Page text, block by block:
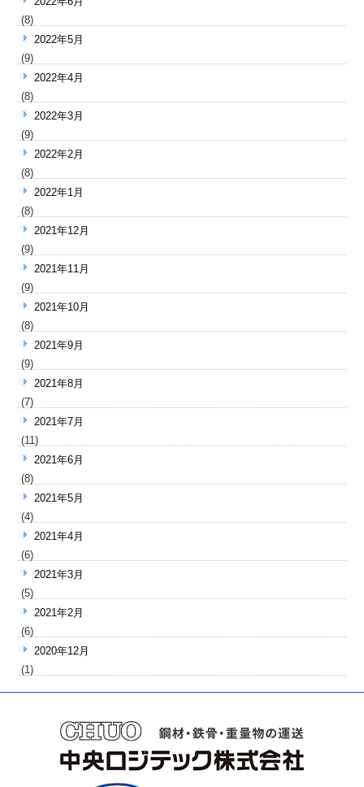
(8)
2022年5月
(9)
2022年4月
(8)
2022年3月
(9)
2022年2月
(8)
2022年1月
(8)
2021年12月
(9)
2021年11月
(9)
2021年10月
(8)
2021年9月
(9)
2021年8月
(7)
2021年7月
(11)
2021年6月
(8)
2021年5月
(4)
2021年4月
(6)
2021年3月
(5)
2021年2月
(6)
2020年12月
(1)